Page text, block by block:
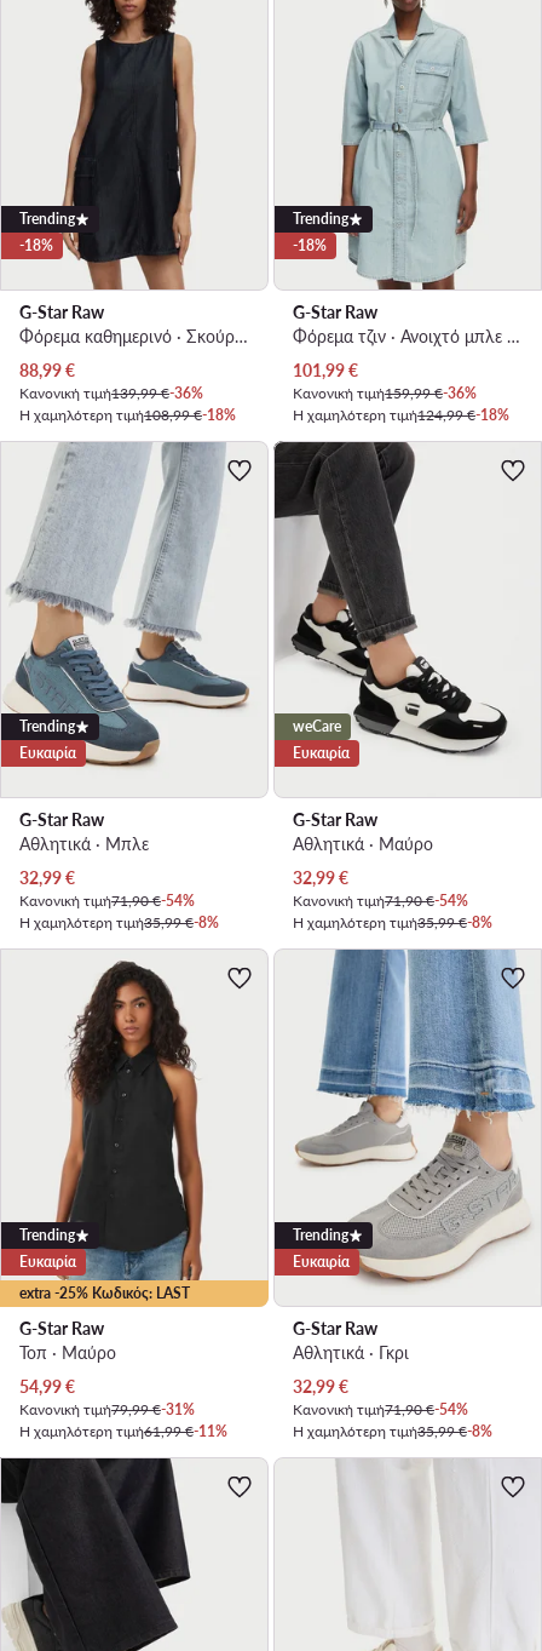
Trending
-18%
G-Star Raw
Φόρεμα καθημερινό · Σκούρο μπλε · Mini
Τρέχουσα τιμή
88,99€
Κανονική τιμή139,99 €-36%
Η χαμηλότερη τιμή108,99 €-18%
Trending
-18%
G-Star Raw
Φόρεμα τζιν · Ανοιχτό μπλε · Mini
Τρέχουσα τιμή
101,99€
Κανονική τιμή159,99 €-36%
Η χαμηλότερη τιμή124,99 €-18%
Trending
Ευκαιρία
G-Star Raw
Αθλητικά · Μπλε
Τρέχουσα τιμή
32,99€
Κανονική τιμή71,90 €-54%
Η χαμηλότερη τιμή35,99 €-8%
weCare
Ευκαιρία
G-Star Raw
Αθλητικά · Μαύρο
Τρέχουσα τιμή
32,99€
Κανονική τιμή71,90 €-54%
Η χαμηλότερη τιμή35,99 €-8%
extra -25% Κωδικός: LAST
Trending
Ευκαιρία
G-Star Raw
Τοπ · Μαύρο
Τρέχουσα τιμή
54,99€
Κανονική τιμή79,99 €-31%
Η χαμηλότερη τιμή61,99 €-11%
Trending
Ευκαιρία
G-Star Raw
Αθλητικά · Γκρι
Τρέχουσα τιμή
32,99€
Κανονική τιμή71,90 €-54%
Η χαμηλότερη τιμή35,99 €-8%